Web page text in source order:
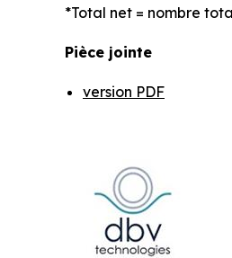
*Total net = nombre
Pièce jointe
version PDF